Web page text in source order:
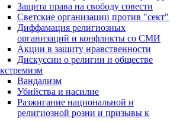
Защита права на свободу совести
Светские организации против "сект"
Диффамация религиозных
организаций и конфликты со СМИ
Акции в защиту нравственности
Дискуссии о религии и обществе
Вандализм
Убийства и насилие
Разжигание национальной и
религиозной розни и призывы к